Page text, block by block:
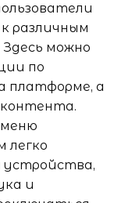
различным
можно
по
платформе, а
меню
легко
и